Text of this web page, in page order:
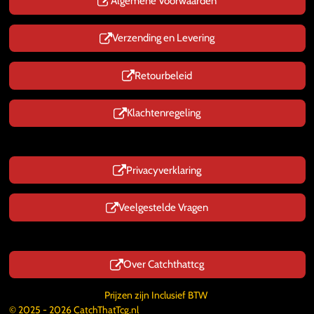
Verzending en Levering
Retourbeleid
Klachtenregeling
Privacyverklaring
Veelgestelde Vragen
Over Catchthattcg
Prijzen zijn Inclusief BTW
© 2025 - 2026 CatchThatTcg.nl